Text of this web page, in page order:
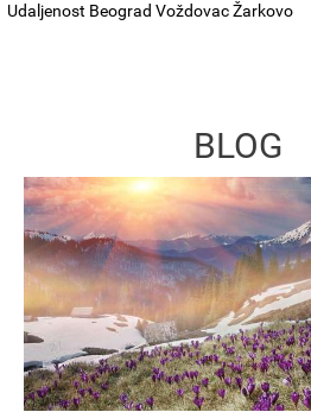
Udaljenost Beograd Voždovac Žarkovo
BLOG